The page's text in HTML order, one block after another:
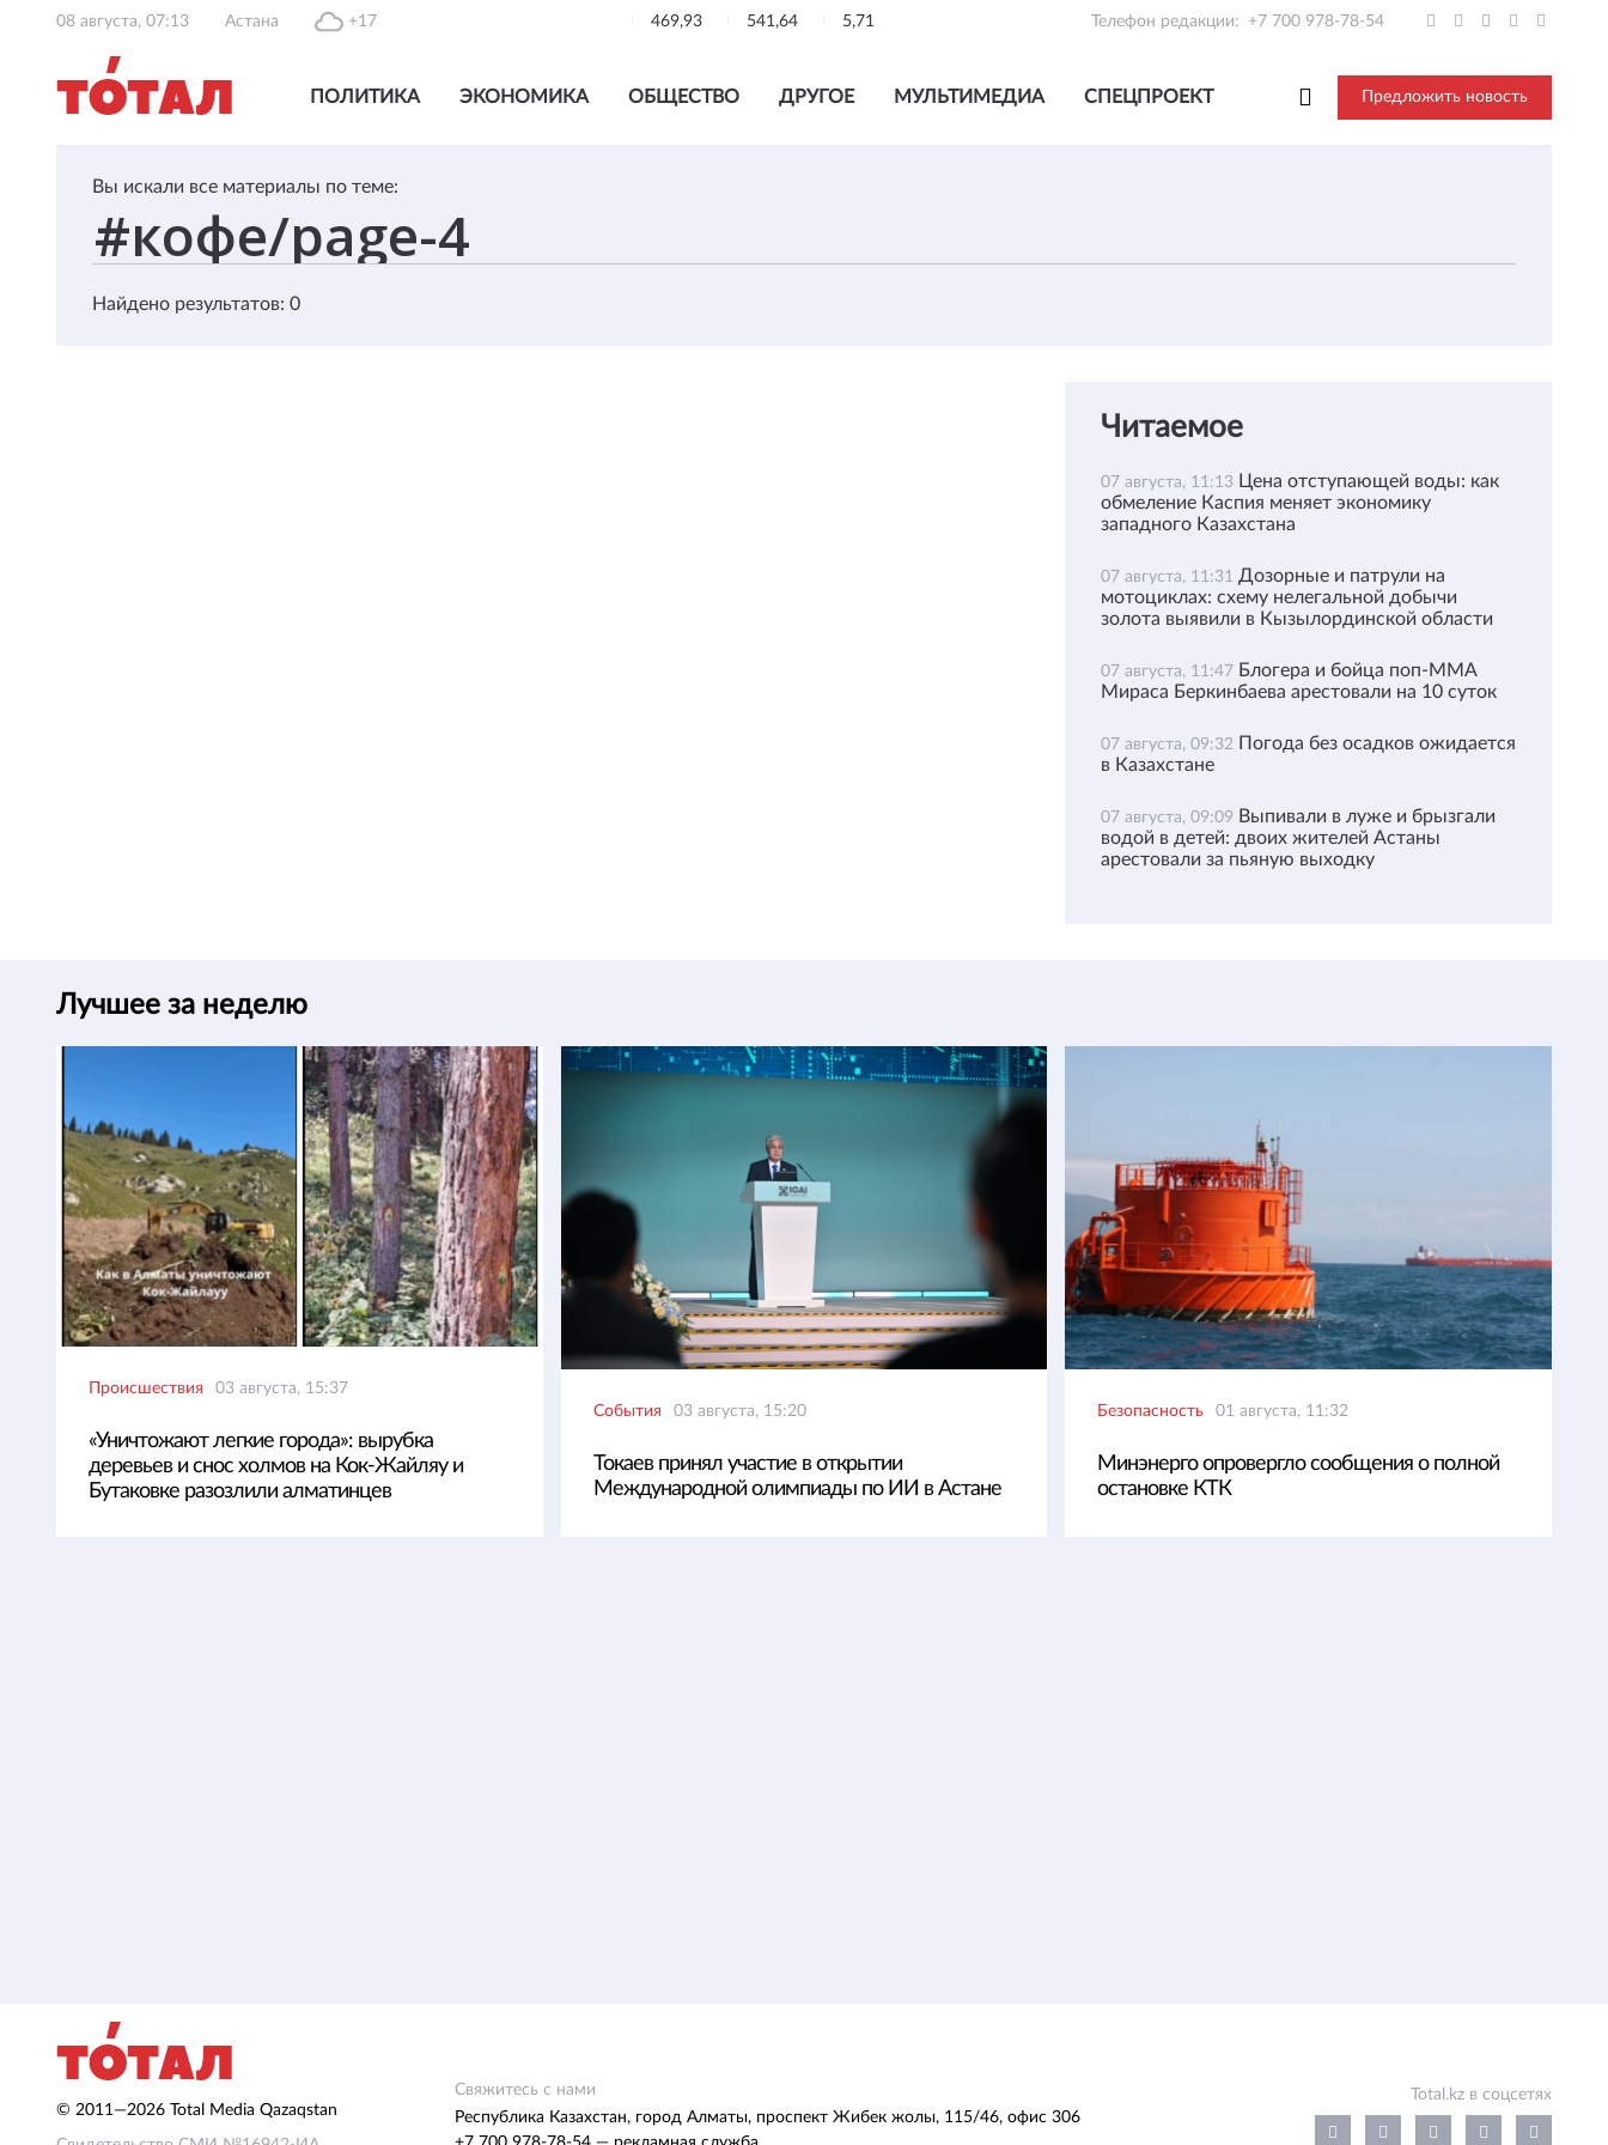
08 августа, 07:13 Астана +17 469,93 541,64 5,71 Телефон редакции: +7 700 978-78-54
ПОЛИТИКА ЭКОНОМИКА ОБЩЕСТВО ДРУГОЕ МУЛЬТИМЕДИА СПЕЦПРОЕКТ Предложить новость
Вы искали все материалы по теме:
Найдено результатов: 0
Читаемое
07 августа, 11:13 Цена отступающей воды: как
обмеление Каспия меняет экономику
западного Казахстана
07 августа, 11:31 Дозорные и патрули на
мотоциклах: схему нелегальной добычи
золота выявили в Кызылординской области
07 августа, 11:47 Блогера и бойца поп-ММА
Мираса Беркинбаева арестовали на 10 суток
07 августа, 09:32 Погода без осадков ожидается
в Казахстане
07 августа, 09:09 Выпивали в луже и брызгали
водой в детей: двоих жителей Астаны
арестовали за пьяную выходку
Лучшее за неделю
Происшествия 03 августа, 15:37
«Уничтожают легкие города»: вырубка
деревьев и снос холмов на Кок-Жайляу и
Бутаковке разозлили алматинцев
События 03 августа, 15:20
Токаев принял участие в открытии
Международной олимпиады по ИИ в Астане
Безопасность 01 августа, 11:32
Минэнерго опровергло сообщения о полной
остановке КТК
© 2011—2026 Total Media Qazaqstan
Свяжитесь с нами
Республика Казахстан, город Алматы, проспект Жибек жолы, 115/46, офис 306
Total.kz в соцсетях